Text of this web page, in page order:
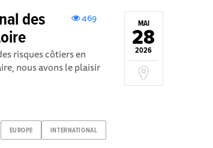
MAI
28
2026
469
des
risques côtiers en
nous avons le plaisir
EUROPE INTERNATIONAL